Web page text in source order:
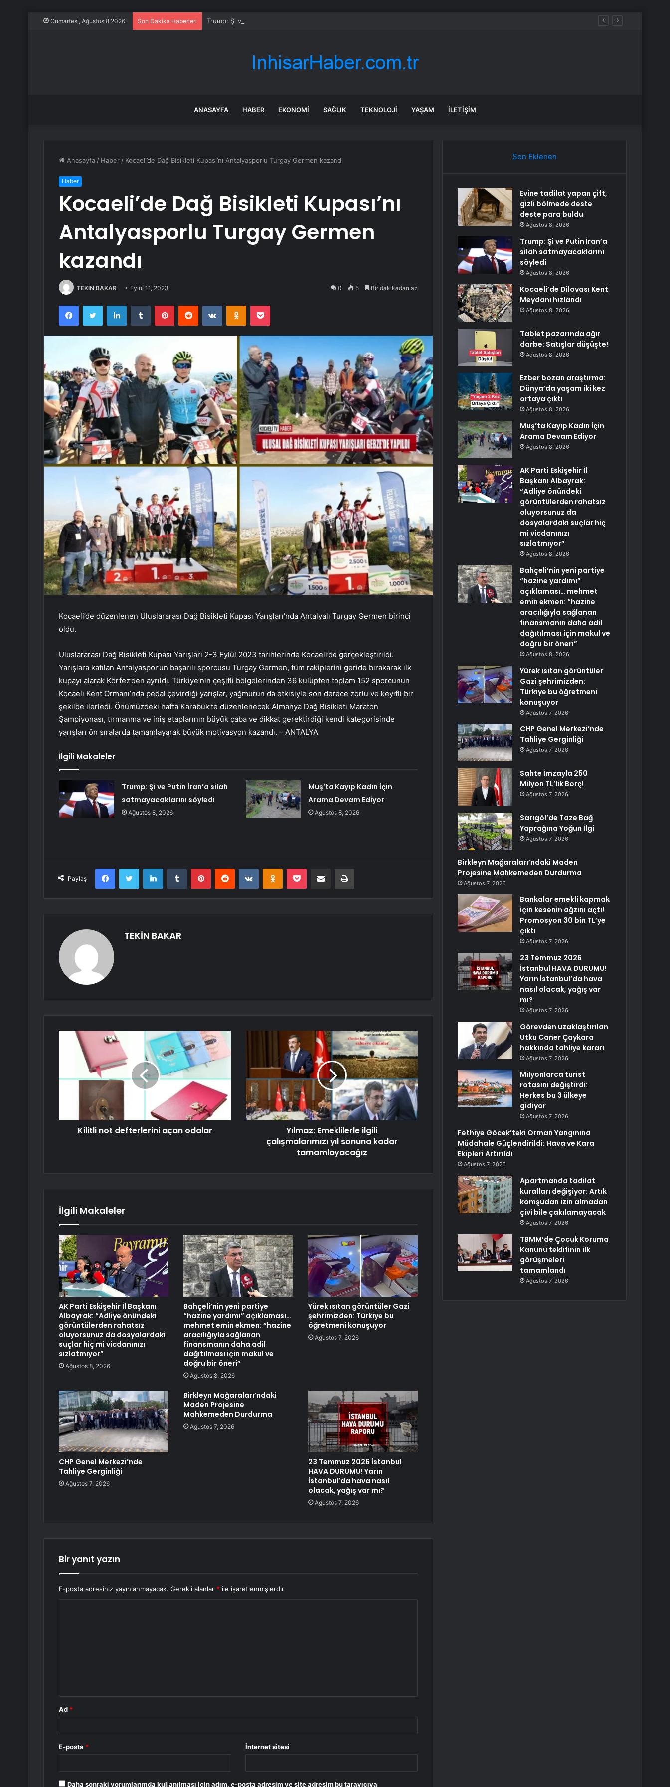
Cumartesi, Ağustos 8 2026 Son Dakika Haberleri Trump: Şi ve Putin İran’a silah satmayacaklarını söyledi
ANASAYFA HABER EKONOMI SAĞLIK TEKNOLOJI YAŞAM İLETIŞIM
Anasayfa / Haber / Kocaeli’de Dağ Bisikleti Kupası’nı Antalyasporlu Turgay Germen kazandı
Haber
Kocaeli’de Dağ Bisikleti Kupası’nı
Antalyasporlu Turgay Germen
kazandı
TEKİN BAKAR Eylül 11, 2023 0 5 Bir dakikadan az
FacebookTwitter LinkedInTumblr PinterestReddit VKontakteOdnoklassniki
Pocket
Kocaeli’de düzenlenen Uluslararası Dağ Bisikleti Kupası Yarışları’nda Antalyalı Turgay Germen birinci
oldu.
Uluslararası Dağ Bisikleti Kupası Yarışları 2-3 Eylül 2023 tarihlerinde Kocaeli’de gerçekleştirildi.
Yarışlara katılan Antalyaspor’un başarılı sporcusu Turgay Germen, tüm rakiplerini geride bırakarak ilk
kupayı alarak Körfez’den ayrıldı. Türkiye’nin çeşitli bölgelerinden 36 kulüpten toplam 152 sporcunun
Kocaeli Kent Ormanı’nda pedal çevirdiği yarışlar, yağmurun da etkisiyle son derece zorlu ve keyifli bir
şekilde ilerledi. Önümüzdeki hafta Karabük’te düzenlenecek Almanya Dağ Bisikleti Maraton
Şampiyonası, tırmanma ve iniş etaplarının büyük çaba ve dikkat gerektirdiği kendi kategorisinde
yarışları ön sıralarda tamamlayarak büyük motivasyon kazandı. – ANTALYA
İlgili Makaleler
Trump: Şi ve Putin İran’a silah
satmayacaklarını söyledi
Ağustos 8, 2026
Muş’ta Kayıp Kadın İçin
Arama Devam Ediyor
Ağustos 8, 2026
Paylaş
FacebookTwitter LinkedInTumblr PinterestReddit VKontakteOdnoklassniki
Pocket E-Posta ile paylaş Yazdır
TEKİN BAKAR
Kilitli not defterlerini açan odalar
Yılmaz: Emeklilerle ilgili
çalışmalarımızı yıl sonuna kadar
tamamlayacağız
İlgili Makaleler
AK Parti Eskişehir İl Başkanı
Albayrak: “Adliye önündeki
görüntülerden rahatsız
oluyorsunuz da dosyalardaki
suçlar hiç mi vicdanınızı
sızlatmıyor”
Ağustos 8, 2026
Bahçeli’nin yeni partiye
“hazine yardımı” açıklaması…
mehmet emin ekmen: “hazine
aracılığıyla sağlanan
finansmanın daha adil
dağıtılması için makul ve
doğru bir öneri”
Ağustos 8, 2026
Yürek ısıtan görüntüler Gazi
şehrimizden: Türkiye bu
öğretmeni konuşuyor
Ağustos 7, 2026
CHP Genel Merkezi’nde
Tahliye Gerginliği
Ağustos 7, 2026
Birkleyn Mağaraları’ndaki
Maden Projesine
Mahkemeden Durdurma
Ağustos 7, 2026
23 Temmuz 2026 İstanbul
HAVA DURUMU! Yarın
İstanbul’da hava nasıl
olacak, yağış var mı?
Ağustos 7, 2026
Bir yanıt yazın
E-posta adresiniz yayınlanmayacak. Gerekli alanlar * ile işaretlenmişlerdir
Ad *
E-posta * İnternet sitesi
Daha sonraki yorumlarımda kullanılması için adım, e-posta adresim ve site adresim bu tarayıcıya
Son Eklenen
Evine tadilat yapan çift,
gizli bölmede deste
deste para buldu
Ağustos 8, 2026
Trump: Şi ve Putin İran’a
silah satmayacaklarını
söyledi
Ağustos 8, 2026
Kocaeli’de Dilovası Kent
Meydanı hızlandı
Ağustos 8, 2026
Tablet pazarında ağır
darbe: Satışlar düşüşte!
Ağustos 8, 2026
Ezber bozan araştırma:
Dünya’da yaşam iki kez
ortaya çıktı
Ağustos 8, 2026
Muş’ta Kayıp Kadın İçin
Arama Devam Ediyor
Ağustos 8, 2026
AK Parti Eskişehir İl
Başkanı Albayrak:
“Adliye önündeki
görüntülerden rahatsız
oluyorsunuz da
dosyalardaki suçlar hiç
mi vicdanınızı
sızlatmıyor”
Ağustos 8, 2026
Bahçeli’nin yeni partiye
“hazine yardımı”
açıklaması… mehmet
emin ekmen: “hazine
aracılığıyla sağlanan
finansmanın daha adil
dağıtılması için makul ve
doğru bir öneri”
Ağustos 8, 2026
Yürek ısıtan görüntüler
Gazi şehrimizden:
Türkiye bu öğretmeni
konuşuyor
Ağustos 7, 2026
CHP Genel Merkezi’nde
Tahliye Gerginliği
Ağustos 7, 2026
Sahte İmzayla 250
Milyon TL’lik Borç!
Ağustos 7, 2026
Sarıgöl’de Taze Bağ
Yaprağına Yoğun İlgi
Ağustos 7, 2026
Birkleyn Mağaraları’ndaki Maden
Projesine Mahkemeden Durdurma
Ağustos 7, 2026
Bankalar emekli kapmak
için kesenin ağzını açtı!
Promosyon 30 bin TL’ye
çıktı
Ağustos 7, 2026
23 Temmuz 2026
İstanbul HAVA DURUMU!
Yarın İstanbul’da hava
nasıl olacak, yağış var
mı?
Ağustos 7, 2026
Görevden uzaklaştırılan
Utku Caner Çaykara
hakkında tahliye kararı
Ağustos 7, 2026
Milyonlarca turist
rotasını değiştirdi:
Herkes bu 3 ülkeye
gidiyor
Ağustos 7, 2026
Fethiye Göcek’teki Orman Yangınına
Müdahale Güçlendirildi: Hava ve Kara
Ekipleri Artırıldı
Ağustos 7, 2026
Apartmanda tadilat
kuralları değişiyor: Artık
komşudan izin almadan
çivi bile çakılamayacak
Ağustos 7, 2026
TBMM’de Çocuk Koruma
Kanunu teklifinin ilk
görüşmeleri
tamamlandı
Ağustos 7, 2026